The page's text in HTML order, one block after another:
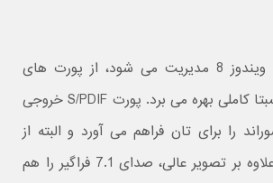
این کامپیوتر که با ویندوز 8 مدیریت می شود، از پورت های
ورودی و خروجی نسبتا کاملی بهره می برد. پورت S/PDIF خروجی
سوراند را برای تان فراهم می آورد و البته از
طریق پورت HDMI علاوه بر تصویر عالی، صدای 7.1 فراگیر را هم